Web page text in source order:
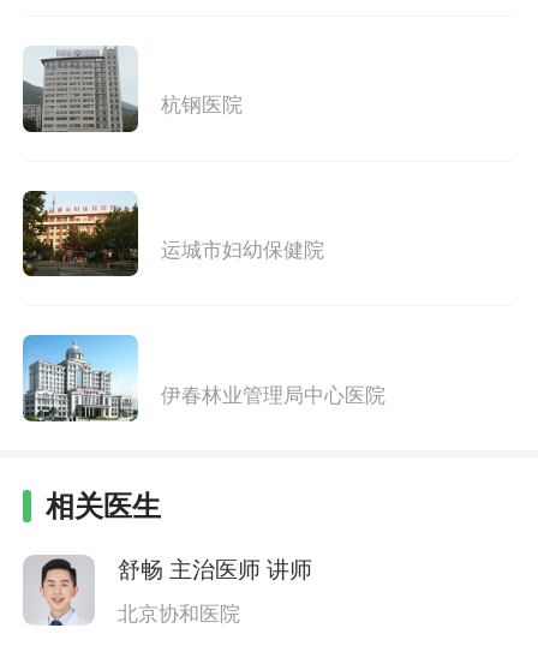
杭钢医院
运城市妇幼保健院
伊春林业管理局中心医院
相关医生
舒畅 主治医师 讲师
北京协和医院